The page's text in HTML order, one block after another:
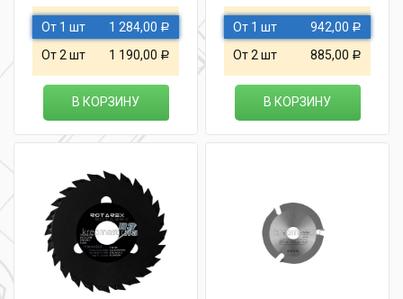
От 1 шт 1 284,00 Р
От 2 шт 1 190,00 Р
В КОРЗИНУ
От 1 шт 942,00 Р
От 2 шт 885,00 Р
В КОРЗИНУ